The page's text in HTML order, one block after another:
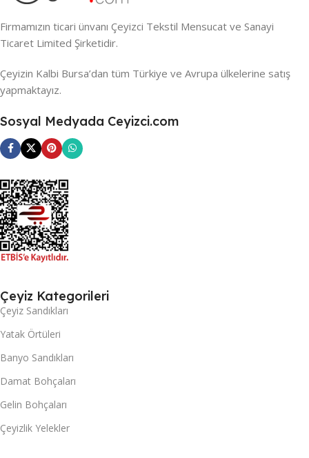
Firmamızın ticari ünvanı Çeyizci Tekstil Mensucat ve Sanayi
Ticaret Limited Şirketidir.
Çeyizin Kalbi Bursa’dan tüm Türkiye ve Avrupa ülkelerine satış
yapmaktayız.
Sosyal Medyada Ceyizci.com
Çeyiz Kategorileri
Çeyiz Sandıkları
Yatak Örtüleri
Banyo Sandıkları
Damat Bohçaları
Gelin Bohçaları
Çeyizlik Yelekler